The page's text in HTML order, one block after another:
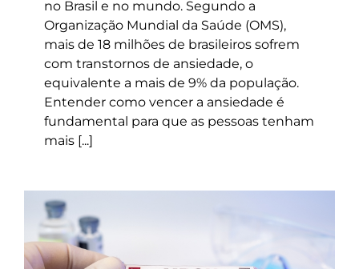
no Brasil e no mundo. Segundo a
Organização Mundial da Saúde (OMS),
mais de 18 milhões de brasileiros sofrem
com transtornos de ansiedade, o
equivalente a mais de 9% da população.
Entender como vencer a ansiedade é
fundamental para que as pessoas tenham
mais [...]